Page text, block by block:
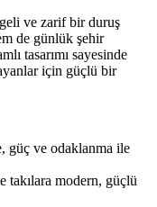
ve zarif bir duruş
de günlük şehir
tasarımı sayesinde
için güçlü bir
güç ve odaklanma ile
takılara modern, güçlü